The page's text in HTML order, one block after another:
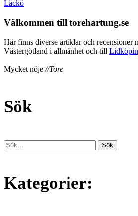
Läckö
Välkommen till torehartung.se
Här finns diverse artiklar och recensioner
Västergötland i allmänhet och till
Mycket nöje //Tore
Sök
Kategorier: